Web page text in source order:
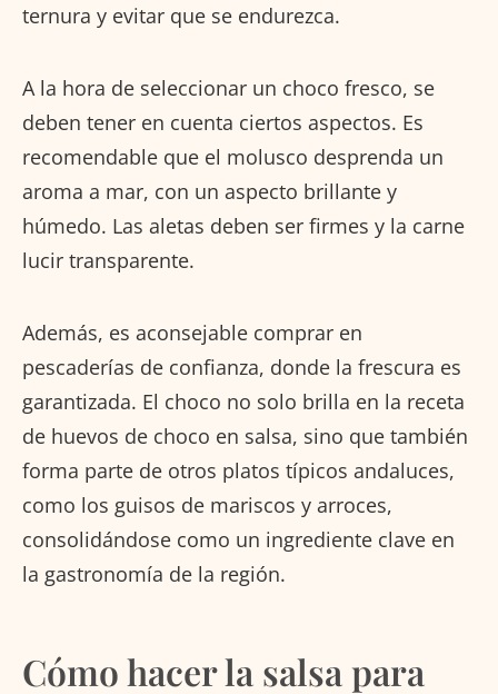
ternura y evitar que se endurezca.
A la hora de seleccionar un choco fresco, se
deben tener en cuenta ciertos aspectos. Es
recomendable que el molusco desprenda un
aroma a mar, con un aspecto brillante y
húmedo. Las aletas deben ser firmes y la carne
lucir transparente.
Además, es aconsejable comprar en
pescaderías de confianza, donde la frescura es
garantizada. El choco no solo brilla en la receta
de huevos de choco en salsa, sino que también
forma parte de otros platos típicos andaluces,
como los guisos de mariscos y arroces,
consolidándose como un ingrediente clave en
la gastronomía de la región.
Cómo hacer la salsa para